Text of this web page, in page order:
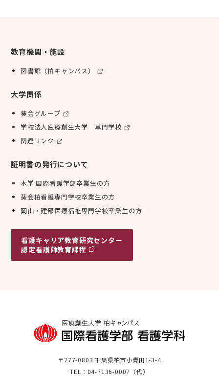
教育機関・施設
図書館（柏キャンパス）
大学関係
葵会グループ
学校法人医療創生大学 専門学校
関連リンク
証明書の発行について
本学 国際看護学部卒業生の方
葵会柏看護専門学校卒業生の方
岡山・建部医療福祉専門学校卒業生の方
看護キャリア教育研究センター
認定看護師教育課程
〒277-0803 千葉県柏市小青田1-3-4
TEL：04-7136-0007（代）